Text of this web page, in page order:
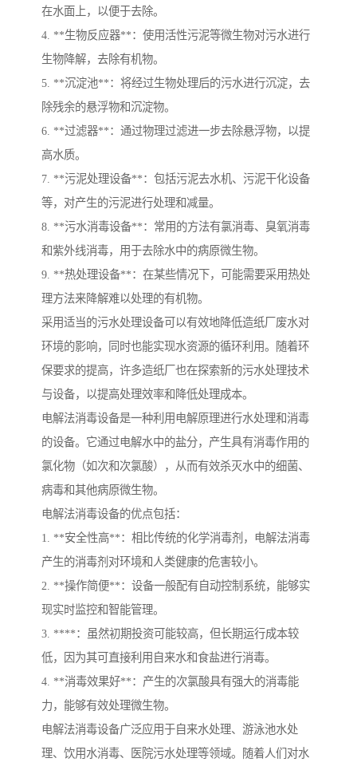
在水面上，以便于去除。
4. **生物反应器**：使用活性污泥等微生物对污水进行
生物降解，去除有机物。
5. **沉淀池**：将经过生物处理后的污水进行沉淀，去
除残余的悬浮物和沉淀物。
6. **过滤器**：通过物理过滤进一步去除悬浮物，以提
高水质。
7. **污泥处理设备**：包括污泥去水机、污泥干化设备
等，对产生的污泥进行处理和减量。
8. **污水消毒设备**：常用的方法有氯消毒、臭氧消毒
和紫外线消毒，用于去除水中的病原微生物。
9. **热处理设备**：在某些情况下，可能需要采用热处
理方法来降解难以处理的有机物。
采用适当的污水处理设备可以有效地降低造纸厂废水对
环境的影响，同时也能实现水资源的循环利用。随着环
保要求的提高，许多造纸厂也在探索新的污水处理技术
与设备，以提高处理效率和降低处理成本。
电解法消毒设备是一种利用电解原理进行水处理和消毒
的设备。它通过电解水中的盐分，产生具有消毒作用的
氯化物（如次和次氯酸），从而有效杀灭水中的细菌、
病毒和其他病原微生物。
电解法消毒设备的优点包括：
1. **安全性高**：相比传统的化学消毒剂，电解法消毒
产生的消毒剂对环境和人类健康的危害较小。
2. **操作简便**：设备一般配有自动控制系统，能够实
现实时监控和智能管理。
3. ****：虽然初期投资可能较高，但长期运行成本较
低，因为其可直接利用自来水和食盐进行消毒。
4. **消毒效果好**：产生的次氯酸具有强大的消毒能
力，能够有效处理微生物。
电解法消毒设备广泛应用于自来水处理、游泳池水处
理、饮用水消毒、医院污水处理等领域。随着人们对水